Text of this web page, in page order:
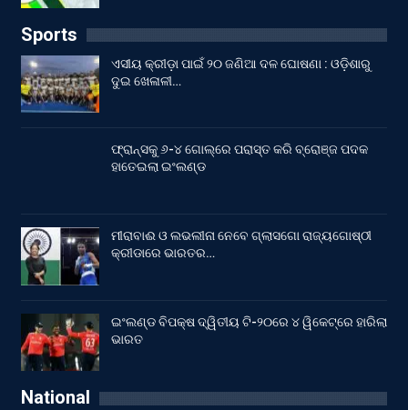
Sports
ଏସୀୟ କ୍ରୀଡ଼ା ପାଇଁ ୨୦ ଜଣିଆ ଦଳ ଘୋଷଣା : ଓଡ଼ିଶାରୁ
ଦୁଇ ଖେଳାଳୀ…
ଫ୍ରାନ୍ସକୁ ୬-୪ ଗୋଲ୍‌ରେ ପରାସ୍ତ କରି ବ୍ରୋଞ୍ଜ ପଦକ
ହାତେଇଲା ଇଂଲଣ୍ଡ
ମୀରାବାଈ ଓ ଲଭଲୀନା ନେବେ ଗ୍ଲାସଗୋ ରାଜ୍ୟଗୋଷ୍ଠୀ
କ୍ରୀଡାରେ ଭାରତର…
ଇଂଲଣ୍ଡ ବିପକ୍ଷ ଦ୍ୱିତୀୟ ଟି-୨୦ରେ ୪ ୱିକେଟ୍‌ରେ ହାରିଲା
ଭାରତ
National